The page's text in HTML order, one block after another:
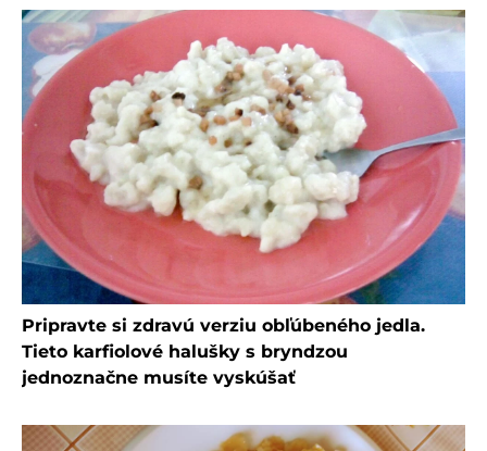
Pripravte si zdravú verziu obľúbeného jedla.
Tieto karfiolové halušky s bryndzou
jednoznačne musíte vyskúšať